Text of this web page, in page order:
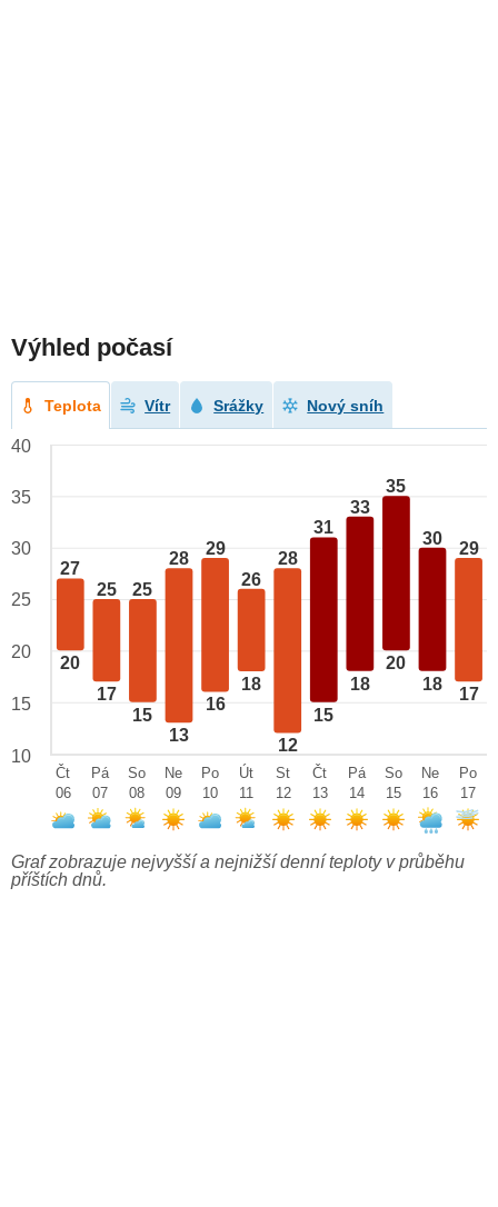
Výhled počasí
Teplota Vítr Srážky Nový sníh
27
20
25
17
25
15
28
13
29
16
26
18
28
12
31
15
33
18
35
20
30
18
29
17
40
35
30
25
20
15
10
Čt
06
Pá
07
So
08
Ne
09
Po
10
Út
11
St
12
Čt
13
Pá
14
So
15
Ne
16
Po
17
Graf zobrazuje nejvyšší a nejnižší denní teploty v průběhu
příštích dnů.